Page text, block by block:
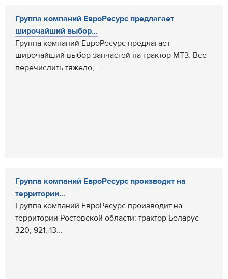
Группа компаний ЕвроРесурс предлагает
широчайший выбор...
Группа компаний ЕвроРесурс предлагает
широчайший выбор запчастей на трактор МТЗ. Все
перечислить тяжело,...
Группа компаний ЕвроРесурс производит на
территории...
Группа компаний ЕвроРесурс производит на
территории Ростовской области: трактор Беларус
320, 921, 13...